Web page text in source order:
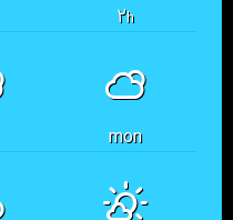
۲h
mon